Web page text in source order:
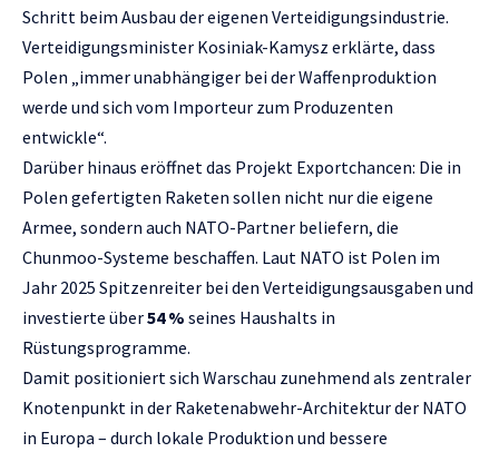
Schritt beim Ausbau der eigenen Verteidigungsindustrie.
Verteidigungsminister Kosiniak-Kamysz erklärte, dass
Polen „immer unabhängiger bei der Waffenproduktion
werde und sich vom Importeur zum Produzenten
entwickle“.
Darüber hinaus eröffnet das Projekt Exportchancen: Die in
Polen gefertigten Raketen sollen nicht nur die eigene
Armee, sondern auch NATO-Partner beliefern, die
Chunmoo-Systeme beschaffen. Laut NATO ist Polen im
Jahr 2025 Spitzenreiter bei den Verteidigungsausgaben und
investierte über54 % seines Haushalts in
Rüstungsprogramme.
Damit positioniert sich Warschau zunehmend als zentraler
Knotenpunkt in der Raketenabwehr-Architektur der NATO
in Europa – durch lokale Produktion und bessere